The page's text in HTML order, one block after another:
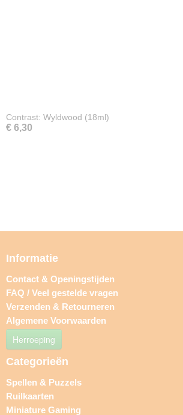
Contrast: Wyldwood (18ml)
€ 6,30
Informatie
Contact & Openingstijden
FAQ / Veel gestelde vragen
Verzenden & Retourneren
Algemene Voorwaarden
Herroeping
Categorieën
Spellen & Puzzels
Ruilkaarten
Miniature Gaming